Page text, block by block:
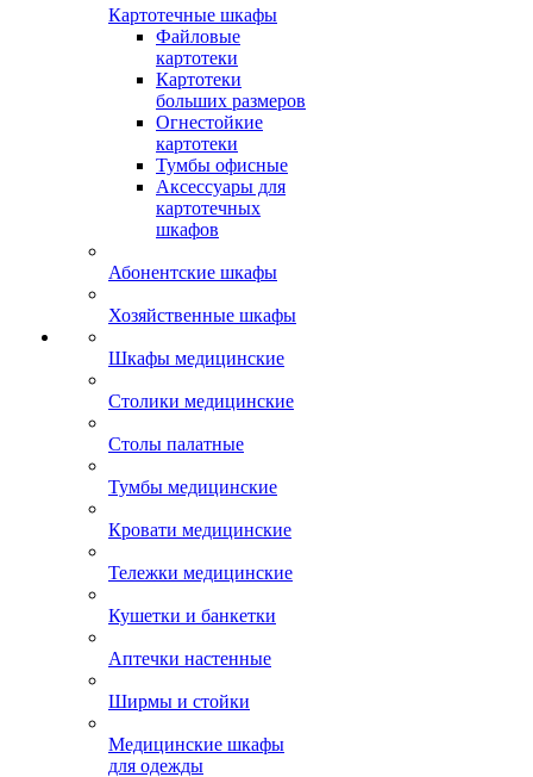
Картотечные шкафы
Файловые
картотеки
Картотеки
больших размеров
Огнестойкие
картотеки
Тумбы офисные
Аксессуары для
картотечных
шкафов
Абонентские шкафы
Хозяйственные шкафы
Шкафы медицинские
Столики медицинские
Столы палатные
Тумбы медицинские
Кровати медицинские
Тележки медицинские
Кушетки и банкетки
Аптечки настенные
Ширмы и стойки
Медицинские шкафы
для одежды